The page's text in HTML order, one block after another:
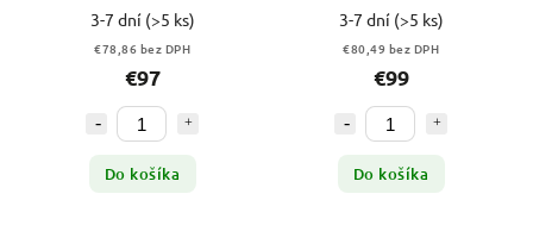
3-7 dní (>5 ks)
€78,86 bez DPH
€97
Do košíka
3-7 dní (>5 ks)
€80,49 bez DPH
€99
Do košíka